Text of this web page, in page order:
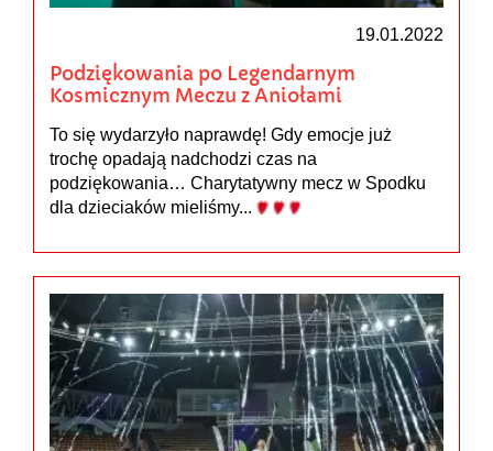
19.01.2022
Podziękowania po Legendarnym
Kosmicznym Meczu z Aniołami
To się wydarzyło naprawdę! Gdy emocje już
trochę opadają nadchodzi czas na
podziękowania… Charytatywny mecz w Spodku
dla dzieciaków mieliśmy...